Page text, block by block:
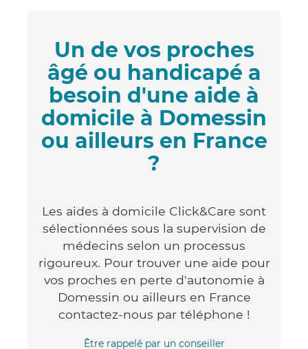
Un de vos proches
âgé ou handicapé a
besoin d'une aide à
domicile à Domessin
ou ailleurs en France
?
Les aides à domicile Click&Care sont
sélectionnées sous la supervision de
médecins selon un processus
rigoureux. Pour trouver une aide pour
vos proches en perte d'autonomie à
Domessin ou ailleurs en France
contactez-nous par téléphone !
Être rappelé par un conseiller